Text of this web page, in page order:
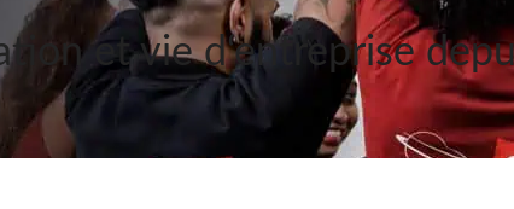
et vie d‘entreprise